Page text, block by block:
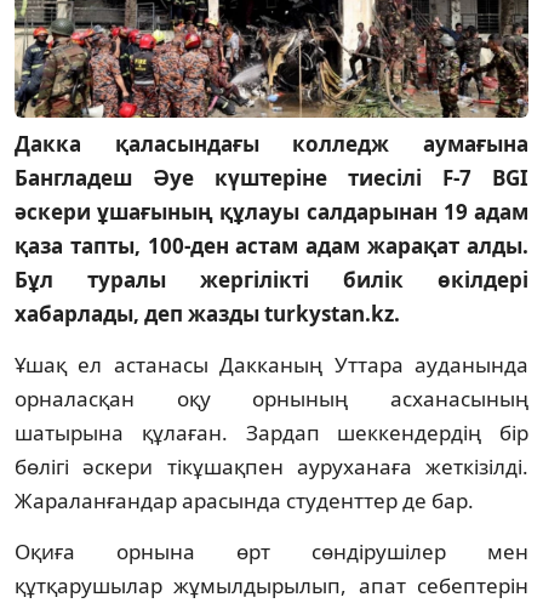
Дакка қаласындағы колледж аумағына
Бангладеш Әуе күштеріне тиесілі F-7 BGI
әскери ұшағының құлауы салдарынан 19 адам
қаза тапты, 100-ден астам адам жарақат алды.
Бұл туралы жергілікті билік өкілдері
хабарлады, деп жазды turkystan.kz.
Ұшақ ел астанасы Дакканың Уттара ауданында
орналасқан оқу орнының асханасының
шатырына құлаған. Зардап шеккендердің бір
бөлігі әскери тікұшақпен ауруханаға жеткізілді.
Жараланғандар арасында студенттер де бар.
Оқиға орнына өрт сөндірушілер мен
құтқарушылар жұмылдырылып, апат себептерін